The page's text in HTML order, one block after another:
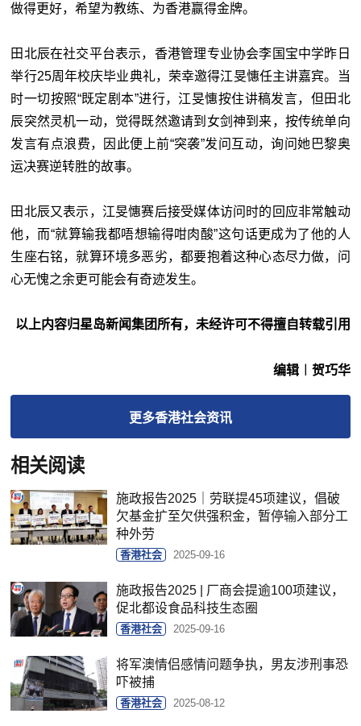
做得更好，希望为教练、为香港赢得金牌。
田北辰在社交平台表示，香港管理专业协会李国宝中学昨日
举行25周年校庆毕业典礼，荣幸邀得江旻憓任主讲嘉宾。当
时一切按照“既定剧本”进行，江旻憓按住讲稿发言，但田北
辰突然灵机一动，觉得既然邀请到女剑神到来，按传统单向
发言有点浪费，因此便上前“突袭”发问互动，询问她巴黎奥
运决赛逆转胜的故事。
田北辰又表示，江旻憓赛后接受媒体访问时的回应非常触动
他，而“就算输我都唔想输得咁肉酸”这句话更成为了他的人
生座右铭，就算环境多恶劣，都要抱着这种心态尽力做，问
心无愧之余更可能会有奇迹发生。
以上内容归星岛新闻集团所有，未经许可不得擅自转载引用
编辑︱贺巧华
更多香港社会资讯
相关阅读
施政报告2025｜劳联提45项建议，倡破
欠基金扩至欠供强积金，暂停输入部分工
种外劳
香港社会 2025-09-16
施政报告2025 | 厂商会提逾100项建议，
促北都设食品科技生态圈
香港社会 2025-09-16
将军澳情侣感情问题争执，男友涉刑事恐
吓被捕
香港社会 2025-08-12